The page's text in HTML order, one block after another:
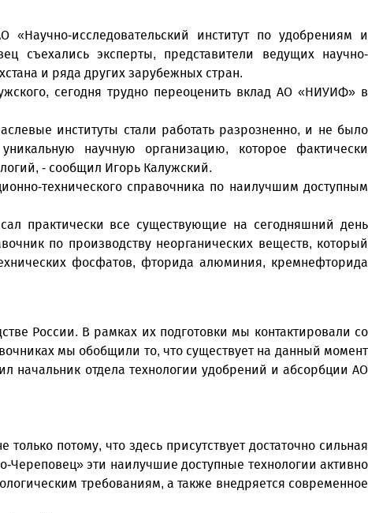
исследовательский институт по удобрениям и
эксперты, представители ведущих научно-
и ряда других зарубежных стран.
сегодня трудно переоценить вклад АО «НИУИФ» в
институты стали работать разрозненно, и не было
научную организацию, которое фактически
- сообщил Игорь Калужский.
технического справочника по наилучшим доступным
практически все существующие на сегодняшний день
по производству неорганических веществ, который
фосфатов, фторида алюминия, кремнефторида
России. В рамках их подготовки мы контактировали со
мы обобщили то, что существует на данный момент
начальник отдела технологии удобрений и абсорбции АО
потому, что здесь присутствует достаточно сильная
эти наилучшие доступные технологии активно
требованиям, а также внедряется современное